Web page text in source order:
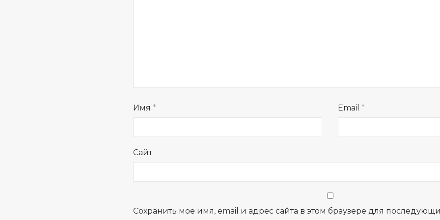
Имя * Email *
Сайт
Сохранить моё имя, email и адрес сайта в этом браузере для